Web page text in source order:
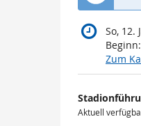
So, 12.
Beginn:
Zum
Aktuell